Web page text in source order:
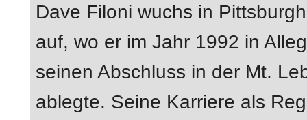
Dave Filoni wuchs in
auf, wo er im Jahr 1992 in
seinen Abschluss in der Mt.
ablegte. Seine Karriere als